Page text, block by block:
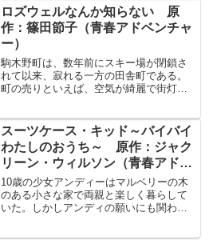
ために、盟友・紅孩児（こうがいじ）と
ともに唐の都・長安をめざす。そして長
安で「玄武門の変」に深く関わることと
なった悟空だが、結局は長安を離れ紅孩
児とも生き別れになり諸国を放浪するこ
とになる。そして、ある国で蝗婆婆（こ
うばば）という老女と七仙姑という若い
女性達、そして二郎という少年と出会
ロズウェルなんか知らない 原
作：篠田節子（青春アドベンチャ
ー）
駒木野町は、数年前にスキー場が閉鎖さ
れて以来、寂れる一方の田舎町である。
町の売りといえば、空気が綺麗で街灯も
を招き流星の観測会を企画した。イベン
トというのもおこがましい小規模な観測
会。しかも折からの天候不良でろくに流
星も見れやしない。がっかりする一同だ
が、突如、雰囲気を一変させる出来事が
起こる。夜空に未確認飛行物体（UFO）
が現れたのだ。観測会は一転して大盛り
上がりで終わった。調子に乗った青年ク
を企み始める。「日本の四次元地帯、駒
スーツケース・キッド～バイバイ
わたしのおうち～ 原作：ジャク
リーン・ウィルソン（青春アドベ
ンチャー）
10歳の少女アンディーはマルベリーの木
のある小さな家で両親と楽しく暮らして
いた。しかしアンディの願いにも関わら